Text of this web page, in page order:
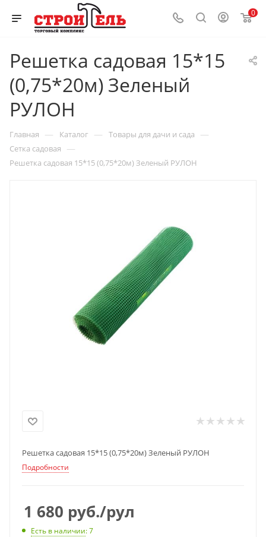
0
Решетка садовая 15*15
(0,75*20м) Зеленый
РУЛОН
Главная — Каталог — Товары для дачи и сада —
Сетка садовая —
Решетка садовая 15*15 (0,75*20м) Зеленый РУЛОН
Решетка садовая 15*15 (0,75*20м) Зеленый РУЛОН
Подробности
1 680 руб./рул
Есть в наличии: 7